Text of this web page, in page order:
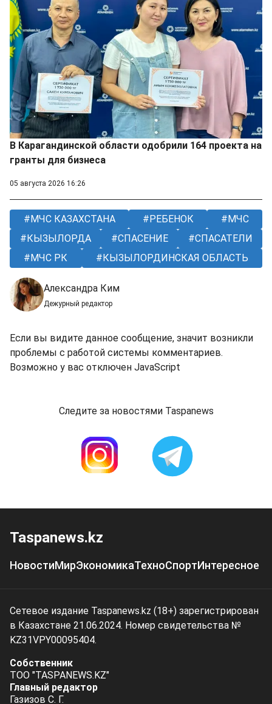
В Карагандинской области одобрили 164 проекта на
гранты для бизнеса
05 августа 2026 16:26
МЧС КАЗАХСТАНА РЕБЕНОК
МЧС
КЫЗЫЛОРДА
СПАСЕНИЕ
СПАСАТЕЛИ
МЧС РК
КЫЗЫЛОРДИНСКАЯ ОБЛАСТЬ
Александра Ким
Дежурный редактор
Если вы видите данное сообщение, значит возникли
проблемы с работой системы комментариев.
Возможно у вас отключен JavaScript
Следите за новостями Taspanews
Taspanews.kz
НовостиМирЭкономикаТехноСпортИнтересное
Сетевое издание Taspanews.kz (18+) зарегистрирован
в Казахстане 21.06.2024. Номер свидетельства №
KZ31VPY00095404.
Собственник
ТОО "TASPANEWS.KZ"
Главный редактор
Газизов С. Г.